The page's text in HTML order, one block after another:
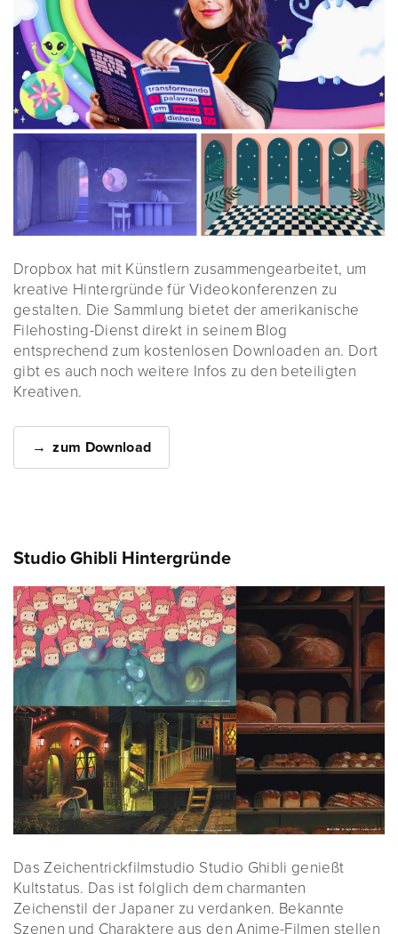
Dropbox hat mit Künstlern zusammengearbeitet, um
kreative Hintergründe für Videokonferenzen zu
gestalten. Die Sammlung bietet der amerikanische
Filehosting-Dienst direkt in seinem Blog
entsprechend zum kostenlosen Downloaden an. Dort
gibt es auch noch weitere Infos zu den beteiligten
Kreativen.
zum Download
Studio Ghibli Hintergründe
Das Zeichentrickfilmstudio Studio Ghibli genießt
Kultstatus. Das ist folglich dem charmanten
Zeichenstil der Japaner zu verdanken. Bekannte
Szenen und Charaktere aus den Anime-Filmen stellen